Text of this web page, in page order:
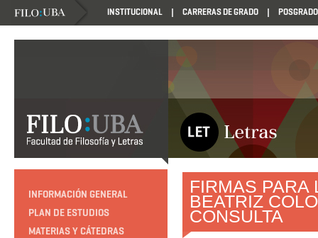
INSTITUCIONAL CARRERAS DE GRADO POSGRADO
INFORMACIÓN GENERAL
PLAN DE ESTUDIOS
MATERIAS Y CÁTEDRAS
FIRMAS PARA
BEATRIZ
CONSULTA